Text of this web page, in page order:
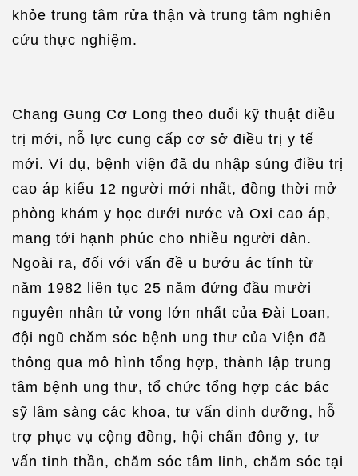
khỏe trung tâm rửa thận và trung tâm nghiên
cứu thực nghiệm.
Chang Gung Cơ Long theo đuổi kỹ thuật điều
trị mới, nỗ lực cung cấp cơ sở điều trị y tế
mới. Ví dụ, bệnh viện đã du nhập súng điều trị
cao áp kiểu 12 người mới nhất, đồng thời mở
phòng khám y học dưới nước và Oxi cao áp,
mang tới hạnh phúc cho nhiều người dân.
Ngoài ra, đối với vấn đề u bướu ác tính từ
năm 1982 liên tục 25 năm đứng đầu mười
nguyên nhân tử vong lớn nhất của Đài Loan,
đội ngũ chăm sóc bệnh ung thư của Viện đã
thông qua mô hình tổng hợp, thành lập trung
tâm bệnh ung thư, tổ chức tổng hợp các bác
sỹ lâm sàng các khoa, tư vấn dinh dưỡng, hỗ
trợ phục vụ cộng đồng, hội chẩn đông y, tư
vấn tinh thần, chăm sóc tâm linh, chăm sóc tại